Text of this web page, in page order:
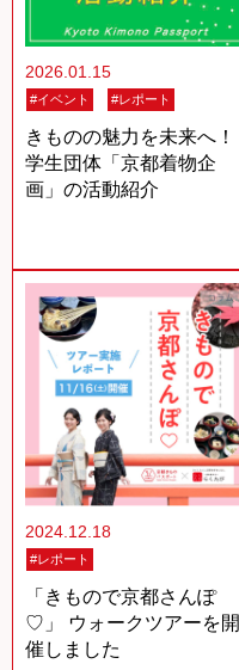
2026.01.15
#イベント #レポート
きものの魅力を未来へ！
学生団体「京都着物企
画」の活動紹介
2024.12.18
#レポート
「きもので京都さんぽ
♡」 ウォークツアーを開
催しました